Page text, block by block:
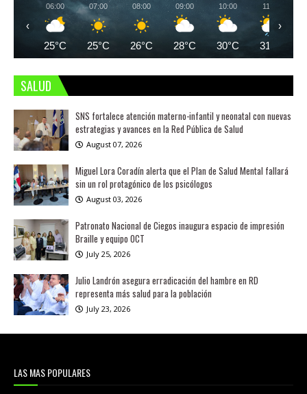
06:00
25°C
07:00
25°C
08:00
26°C
09:00
28°C
10:00
30°C
11:00
31°C
‹ ›
SALUD
SNS fortalece atención materno-infantil y neonatal con nuevas
estrategias y avances en la Red Pública de Salud
August 07, 2026
Miguel Lora Coradín alerta que el Plan de Salud Mental fallará
sin un rol protagónico de los psicólogos
August 03, 2026
Patronato Nacional de Ciegos inaugura espacio de impresión
Braille y equipo OCT
July 25, 2026
Julio Landrón asegura erradicación del hambre en RD
representa más salud para la población
July 23, 2026
LAS MAS POPULARES